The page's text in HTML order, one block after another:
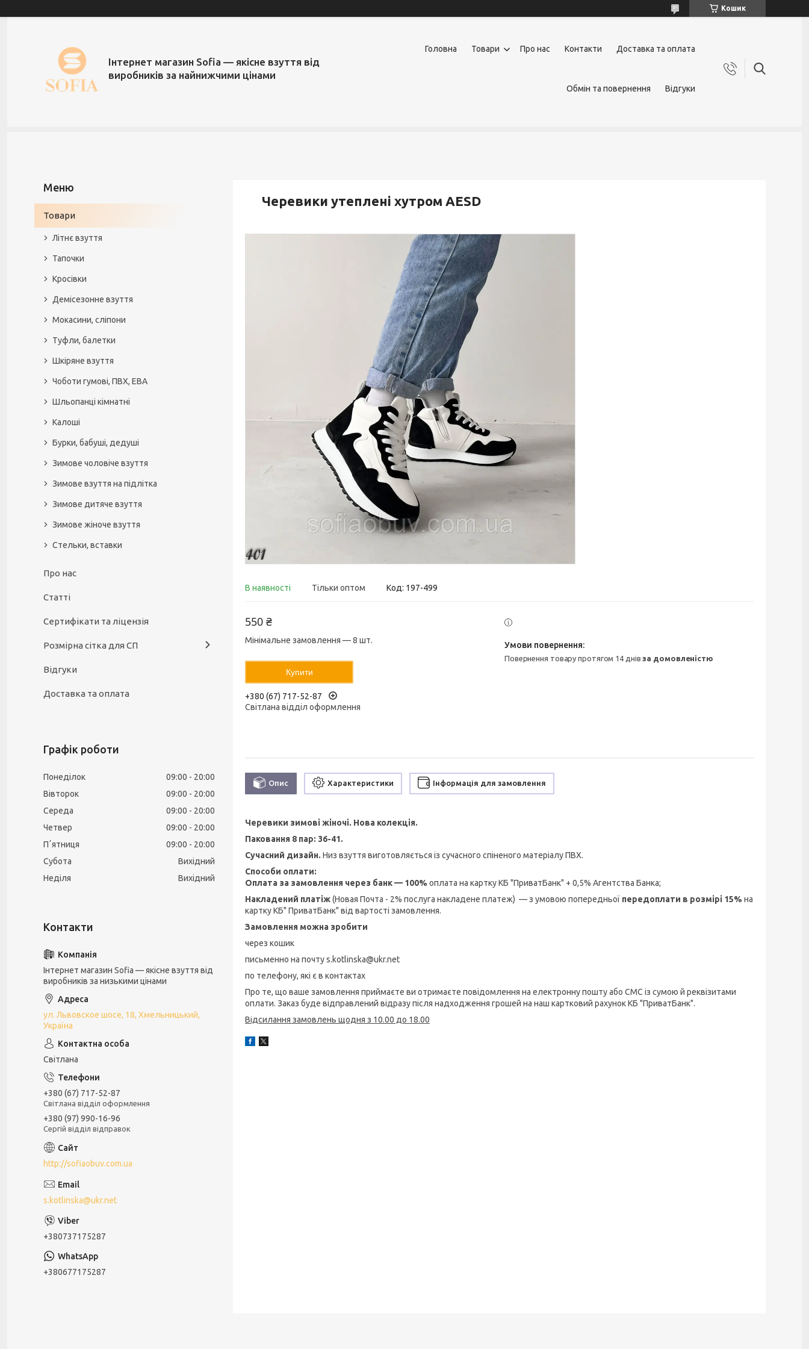
Кошик
Інтернет магазин Sofia — якісне взуття від
виробників за найнижчими цінами
Головна Товари Про нас Контакти Доставка та оплата
Обмін та повернення Відгуки
Черевики утеплені хутром AESD
В наявності Тільки оптом Код: 197-499
550 ₴
Мінімальне замовлення — 8 шт.
Купити
+380 (67) 717-52-87
Світлана відділ оформлення
повернення товару протягом 14 днівза домовленістю
Опис Характеристики Інформація для замовлення
Черевики зимові жіночі. Нова колекція.
Паковання 8 пар: 36-41.
Сучасний дизайн. Низ взуття виготовляється із сучасного спіненого матеріалу ПВХ.
Способи оплати:
Оплата за замовлення через банк — 100% оплата на картку КБ "ПриватБанк" + 0,5% Агентства Банка;
Накладений платіж(Новая Почта - 2% послуга накладене платеж) — з умовою попередньої передоплати в розмірі 15% на
картку КБ" ПриватБанк" від вартості замовлення.
Замовлення можна зробити
через кошик
письменно на почту s.kotlinska@ukr.net
по телефону, які є в контактах
Про те, що ваше замовлення приймаєте ви отримаєте повідомлення на електронну пошту або СМС із сумою й реквізитами
оплати. Заказ буде відправлений відразу після надходження грошей на наш картковий рахунок КБ "ПриватБанк".
Відсилання замовлень щодня з 10.00 до 18.00
Товари
Літнє взуття
Тапочки
Кросівки
Демісезонне взуття
Мокасини, сліпони
Туфли, балетки
Шкіряне взуття
Чоботи гумові, ПВХ, ЕВА
Шльопанці кімнатні
Калоші
Бурки, бабуші, дедуші
Зимове чоловіче взуття
Зимове взуття на підлітка
Зимове дитяче взуття
Зимове жіноче взуття
Стельки, вставки
Про нас
Статті
Сертифікати та ліцензія
Розмірна сітка для СП
Відгуки
Доставка та оплата
Графік роботи
Понеділок 09:00
20:00
Вівторок
09:00
20:00
Середа
09:00
20:00
Четвер
09:00
20:00
Пʼятниця
09:00
20:00
Субота
Вихідний
Неділя
Вихідний
Інтернет магазин Sofia — якісне взуття від
виробників за низькими цінами
ул. Львовское шосе, 18, Хмельницький,
Україна
Світлана
+380 (67) 717-52-87
Світлана відділ оформлення
+380 (97) 990-16-96
Сергій відділ відправок
http://sofiaobuv.com.ua
s.kotlinska@ukr.net
+380737175287
+380677175287